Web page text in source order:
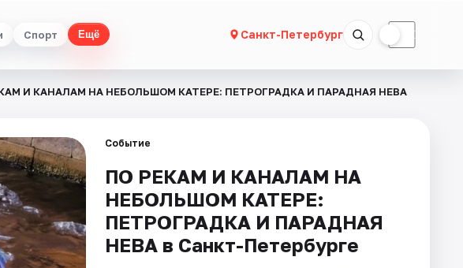
Спорт Ещё Санкт-Петербург ☾
И КАНАЛАМ НА НЕБОЛЬШОМ КАТЕРЕ: ПЕТРОГРАДКА И ПАРАДНАЯ НЕВА
Событие
ПО РЕКАМ И КАНАЛАМ НА
НЕБОЛЬШОМ КАТЕРЕ:
ПЕТРОГРАДКА И ПАРАДНАЯ
НЕВА в Санкт-Петербурге